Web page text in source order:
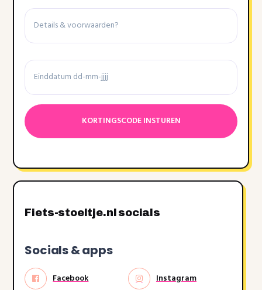
Details
voorwaarden
Einddatum
dash
MM
dash
Fiets-stoeltje.nl socials
Socials & apps
Facebook Instagram